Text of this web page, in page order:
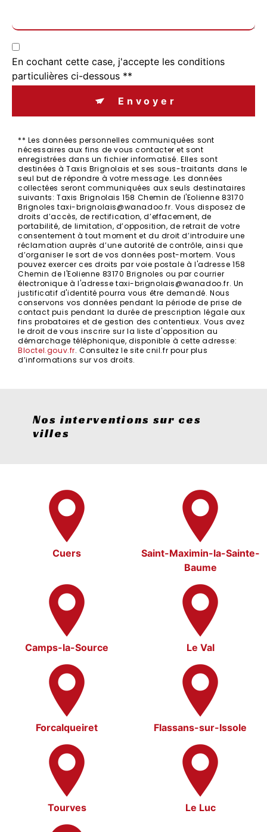
En cochant cette case, j'accepte les conditions
particulières ci-dessous **
Envoyer
** Les données personnelles communiquées sont
nécessaires aux fins de vous contacter et sont
enregistrées dans un fichier informatisé. Elles sont
destinées à Taxis Brignolais et ses sous-traitants dans le
seul but de répondre à votre message. Les données
collectées seront communiquées aux seuls destinataires
suivants: Taxis Brignolais 158 Chemin de l'Eolienne 83170
Brignoles taxi-brignolais@wanadoo.fr. Vous disposez de
droits d’accès, de rectification, d’effacement, de
portabilité, de limitation, d’opposition, de retrait de votre
consentement à tout moment et du droit d’introduire une
réclamation auprès d’une autorité de contrôle, ainsi que
d’organiser le sort de vos données post-mortem. Vous
pouvez exercer ces droits par voie postale à l'adresse 158
Chemin de l'Eolienne 83170 Brignoles ou par courrier
électronique à l'adresse taxi-brignolais@wanadoo.fr. Un
justificatif d'identité pourra vous être demandé. Nous
conservons vos données pendant la période de prise de
contact puis pendant la durée de prescription légale aux
fins probatoires et de gestion des contentieux. Vous avez
le droit de vous inscrire sur la liste d'opposition au
démarchage téléphonique, disponible à cette adresse:
Bloctel.gouv.fr. Consultez le site cnil.fr pour plus
d’informations sur vos droits.
Nos interventions sur ces
villes
Cuers
Saint-Maximin-la-Sainte-
Baume
Camps-la-Source Le Val
Forcalqueiret Flassans-sur-Issole
Tourves Le Luc